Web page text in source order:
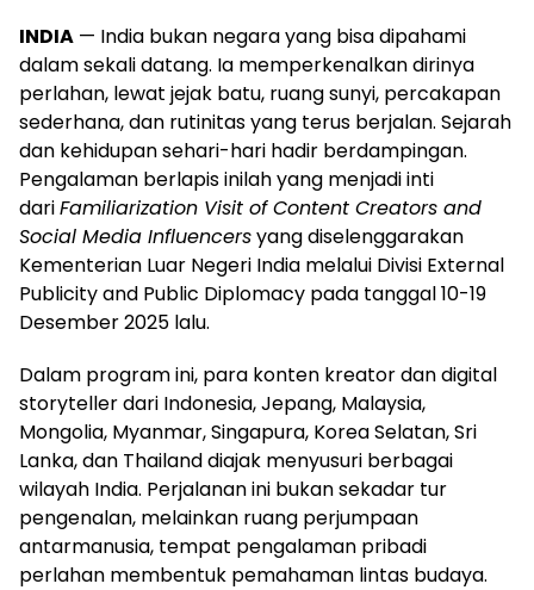
INDIA — India bukan negara yang bisa dipahami
dalam sekali datang. Ia memperkenalkan dirinya
perlahan, lewat jejak batu, ruang sunyi, percakapan
sederhana, dan rutinitas yang terus berjalan. Sejarah
dan kehidupan sehari-hari hadir berdampingan.
Pengalaman berlapis inilah yang menjadi inti
dariFamiliarization Visit of Content Creators and
Social Media Influencersyang diselenggarakan
Kementerian Luar Negeri India melalui Divisi External
Publicity and Public Diplomacy pada tanggal 10-19
Desember 2025 lalu.
Dalam program ini, para konten kreator dan digital
storyteller dari Indonesia, Jepang, Malaysia,
Mongolia, Myanmar, Singapura, Korea Selatan, Sri
Lanka, dan Thailand diajak menyusuri berbagai
wilayah India. Perjalanan ini bukan sekadar tur
pengenalan, melainkan ruang perjumpaan
antarmanusia, tempat pengalaman pribadi
perlahan membentuk pemahaman lintas budaya.